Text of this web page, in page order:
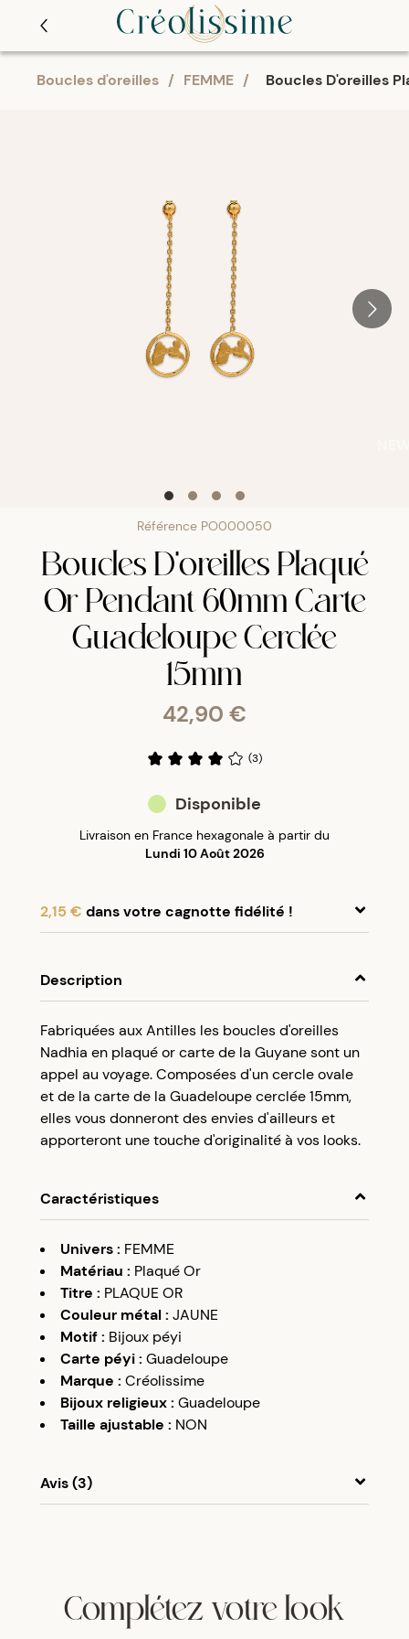
Boucles d'oreilles / FEMME / Boucles D'oreilles
Référence PO000050
Boucles D'oreilles Plaqué
Or Pendant 60mm Carte
Guadeloupe Cerclée
15mm
42,90 €
(3)
Disponible
Livraison en France hexagonale à partir du
Lundi 10 Août 2026
2,15 € dans votre cagnotte fidélité !
compte client et cumulez 5% de vos achats dans
votre cagnotte fidélité sans minimum d’achat.
Utilisez votre cagnotte de fidélité dès votre
prochaine commande à partir de 50€ d’achats.
Description
Fabriquées aux Antilles les boucles d'oreilles
Nadhia en plaqué or carte de la Guyane sont un
appel au voyage. Composées d'un cercle ovale
et de la carte de la Guadeloupe cerclée 15mm,
elles vous donneront des envies d'ailleurs et
apporteront une touche d'originalité à vos looks.
Caractéristiques
Univers: FEMME
Matériau : Plaqué Or
Titre : PLAQUE OR
Couleur métal: JAUNE
Motif: Bijoux péyi
Carte péyi: Guadeloupe
Marque : Créolissime
Bijoux religieux: Guadeloupe
Taille ajustable : NON
Avis (3)
07/08/19
Complétez votre look